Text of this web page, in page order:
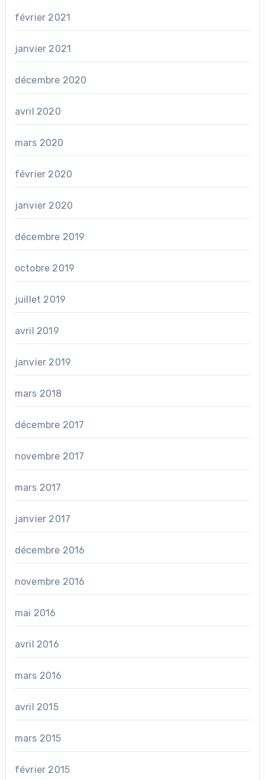
février 2021
janvier 2021
décembre 2020
avril 2020
mars 2020
février 2020
janvier 2020
décembre 2019
octobre 2019
juillet 2019
avril 2019
janvier 2019
mars 2018
décembre 2017
novembre 2017
mars 2017
janvier 2017
décembre 2016
novembre 2016
mai 2016
avril 2016
mars 2016
avril 2015
mars 2015
février 2015